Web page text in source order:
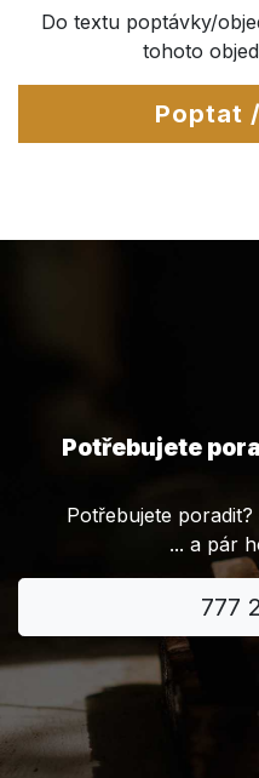
Do textu poptávky/
tohoto
Poptat
Potřebujete
Potřebujete poradit?
... a pár
777